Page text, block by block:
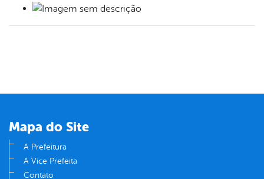
Mapa do Site
A Prefeitura
A Vice Prefeita
Contato